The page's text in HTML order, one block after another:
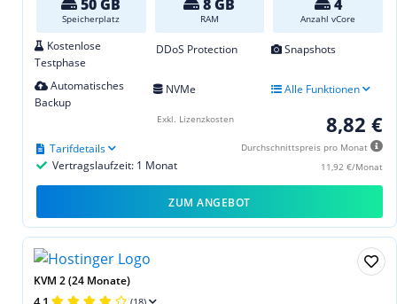
50 GB
Speicherplatz
8 GB
RAM
4
Anzahl vCore
Kostenlose
Testphase
DDoS Protection Snapshots
Automatisches
Backup
NVMe Alle Funktionen
8,82 €
Durchschnittspreis pro Monat
11,92 €/Monat
Vertragslaufzeit: 1 Monat
Tarifdetails
Exkl. Lizenzkosten
ZUM ANGEBOT
KVM 2 (24 Monate)